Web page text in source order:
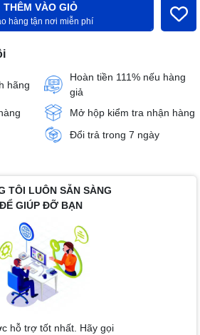
THÊM VÀO GIỎ
hàng tận nơi miễn phí
hãng
Hoàn tiền 111% nếu hàng
giả
Mở hộp kiểm tra nhận hàng
Đổi trả trong 7 ngày
TÔI LUÔN SẴN SÀNG
ĐỂ GIÚP ĐỠ BẠN
hỗ trợ tốt nhất. Hãy gọi